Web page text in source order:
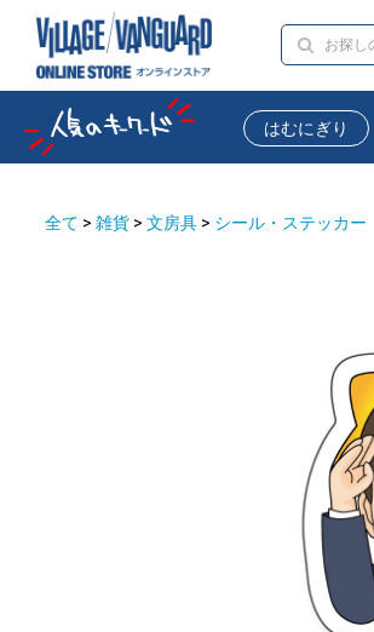
はむにぎり
全て > 雑貨 > 文房具 > シール・ステッカー